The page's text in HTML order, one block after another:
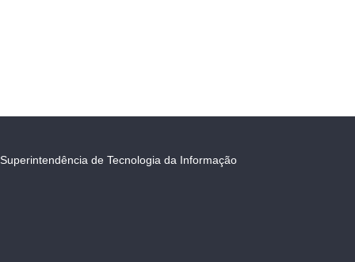
Superintendência de Tecnologia da Informação